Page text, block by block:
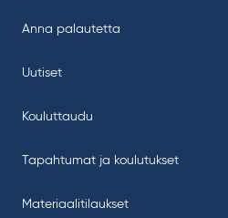
Anna palautetta
Uutiset
Kouluttaudu
Tapahtumat ja koulutukset
Materiaalitilaukset